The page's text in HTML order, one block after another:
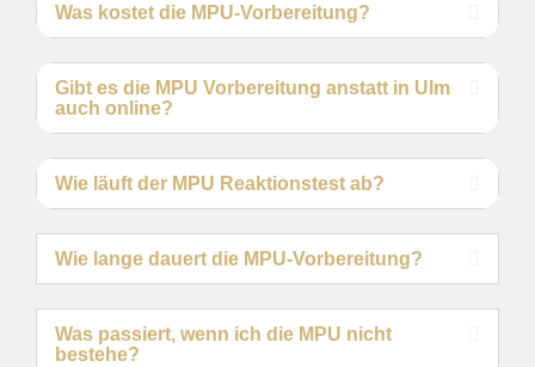
Was kostet die MPU-Vorbereitung?
Gibt es die MPU Vorbereitung anstatt in Ulm
auch online?
Wie läuft der MPU Reaktionstest ab?
Wie lange dauert die MPU-Vorbereitung?
Was passiert, wenn ich die MPU nicht
bestehe?